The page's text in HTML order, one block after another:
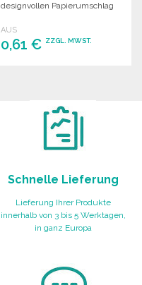
designvollen Papierumschlag
einer Kartonhülle.
AUS
0,61 € ZZGL. MWST.
Schnelle Lieferung
Lieferung Ihrer Produkte
innerhalb von 3 bis 5 Werktagen,
in ganz Europa